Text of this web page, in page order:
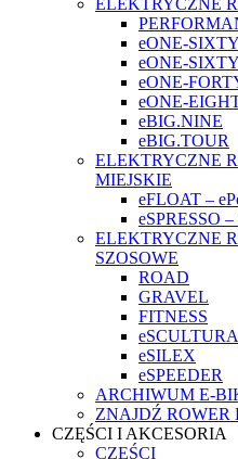
ELEKTRYCZNE
eONE-
eONE-SIXTY
eONE-
eONE-
eBIG.NINE
eBIG.TOUR
ELEKTRYCZNE
MIEJSKIE
eFLOAT –
eSPRESSO –
ELEKTRYCZNE
SZOSOWE
ROAD
GRAVEL
FITNESS
eSCULTURA
eSILEX
eSPEEDER
ARCHIWUM E-
ZNAJDŹ
CZĘŚCI I AKCESORIA
CZĘŚCI